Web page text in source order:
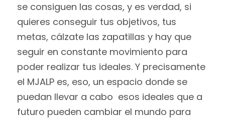
se consiguen las cosas, y es verdad, si
quieres conseguir tus objetivos, tus
metas, cálzate las zapatillas y hay que
seguir en constante movimiento para
poder realizar tus ideales. Y precisamente
el MJALP es, eso, un espacio donde se
puedan llevar a cabo esos ideales que a
futuro pueden cambiar el mundo para